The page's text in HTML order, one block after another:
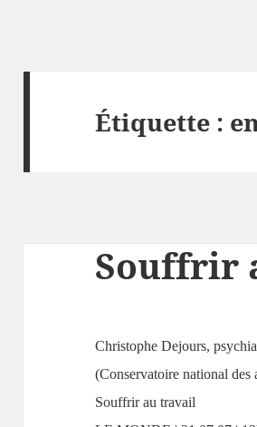
Étiquette :
Souffrir
Christophe Dejours,
(Conservatoire national des
Souffrir au travail